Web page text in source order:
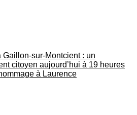
: un
citoyen aujourd’hui à 19 heures
à Laurence